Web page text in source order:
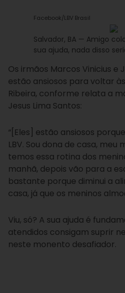
Facebook/LBV Brasil
Salvador, BA — Amigo
sua ajuda, nada disso
Os irmãos Marcos Vinicius
estão ansiosos para voltar
Ribeira, conforme relata a
Jesus Lima Santos:
“[Eles] estão ansiosos
LBV. Sou dona de casa, meu
temos essa rotina dos
manhã, depois vão para a
bastante porque diminui a
casa, já que os meninos
Viu, só? A sua ajuda é
atendidos consigam suprir
neste monento desafiador.